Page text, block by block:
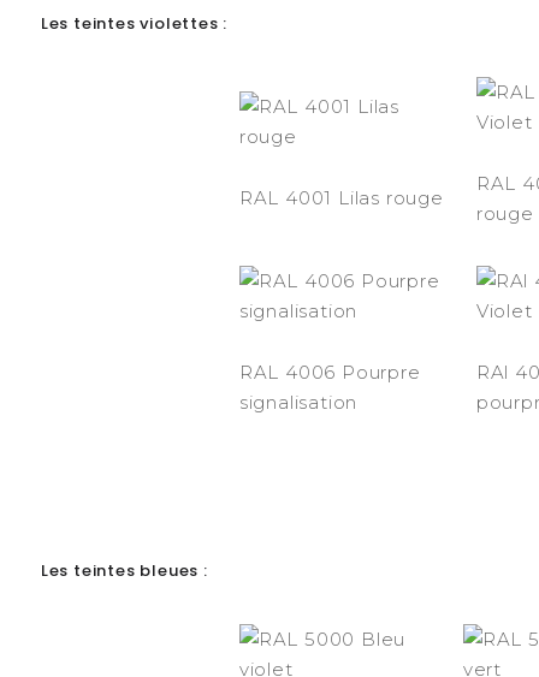
Les teintes violettes :
RAL 4001 Lilas rouge
RAL
rouge
RAL 4006 Pourpre
signalisation
RAl
Les teintes bleues :